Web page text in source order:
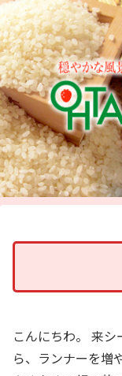
こんにちわ。 来
ら、ランナーを増